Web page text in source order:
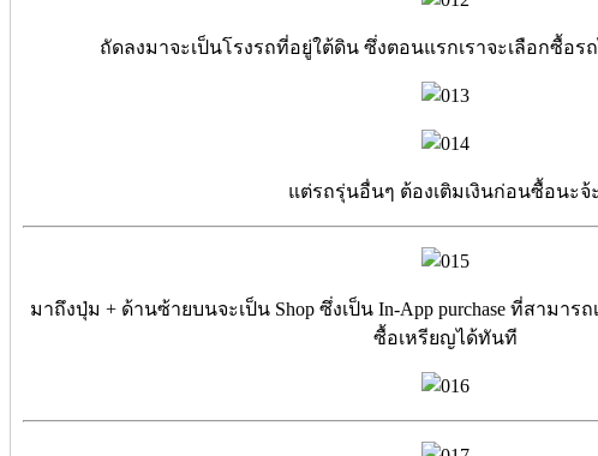
ถัดลงมาจะเป็นโรงรถที่อยู่ใต้ดิน ซึ่งตอนแรกเราจะเลือกซื้อร
แต่รถรุ่นอื่นๆ ต้องเติมเงินก่อนซื้อนะจ้ะ
มาถึงปุ่ม + ด้านซ้ายบนจะเป็น Shop ซึ่งเป็น In-App purchase ที่สามา
ซื้อเหรียญได้ทันที